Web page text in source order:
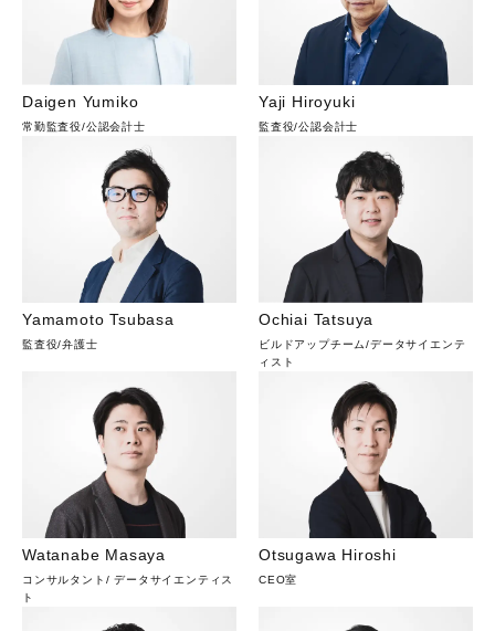
Daigen Yumiko
常勤監査役/公認会計士
Yaji Hiroyuki
監査役/公認会計士
Yamamoto Tsubasa
監査役/弁護士
Ochiai Tatsuya
ビルドアップチーム/データサイエンテ
ィスト
Watanabe Masaya
コンサルタント /データサイエンティス
ト
Otsugawa Hiroshi
CEO室